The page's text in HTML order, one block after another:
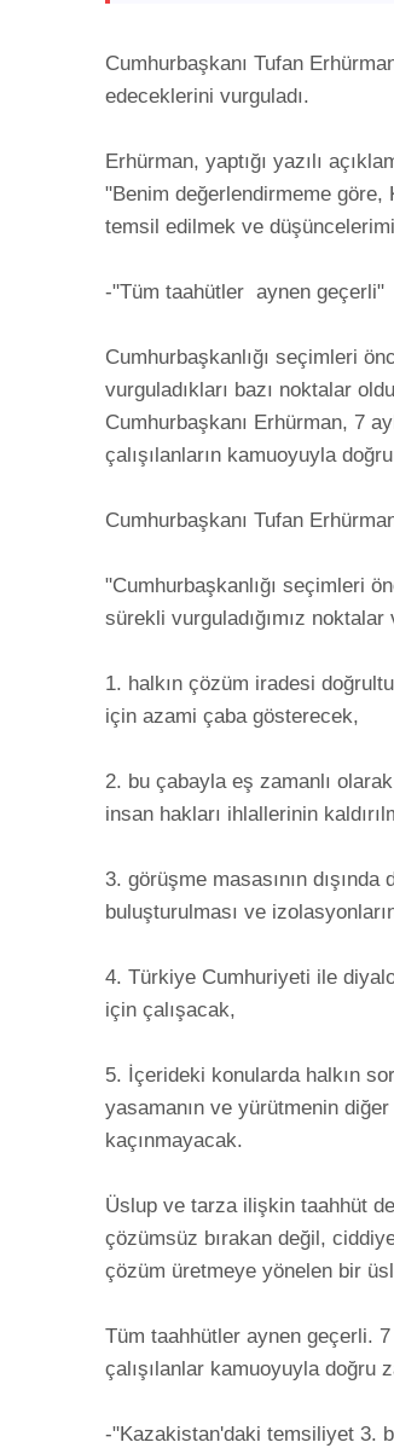
Cumhurbaşkanı Tufan
edeceklerini vurguladı.
Erhürman, yaptığı yazılı
"Benim değerlendirmeme göre,
temsil edilmek ve
-"Tüm taahütler  aynen geçerli"
Cumhurbaşkanlığı seçimleri
vurguladıkları bazı noktalar
Cumhurbaşkanı Erhürman, 7
çalışılanların kamuoyuyla
Cumhurbaşkanı Tufan
"Cumhurbaşkanlığı seçimleri
sürekli vurguladığımız
1. halkın çözüm iradesi
için azami çaba gösterecek,
2. bu çabayla eş zamanlı
insan hakları ihlallerinin
3. görüşme masasının
buluşturulması ve
4. Türkiye Cumhuriyeti ile
için çalışacak,
5. İçerideki konularda halkın
yasamanın ve yürütmenin
kaçınmayacak.
Üslup ve tarza ilişkin taahhüt
çözümsüz bırakan değil,
çözüm üretmeye yönelen bir
Tüm taahhütler aynen geçerli.
çalışılanlar kamuoyuyla doğru
-"Kazakistan'daki temsiliyet 3.